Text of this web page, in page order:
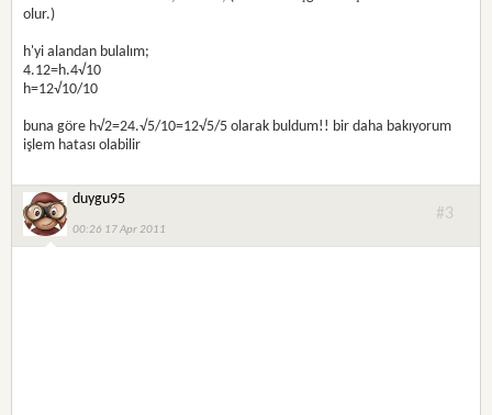
olur.)
h'yi alandan bulalım;
4.12=h.4√10
h=12√10/10
buna göre h√2=24.√5/10=12√5/5 olarak buldum!! bir daha bakıyorum
işlem hatası olabilir
duygu95
00:26 17 Apr 2011
#3